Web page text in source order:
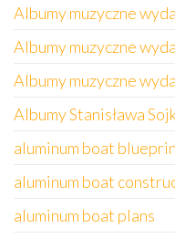
Albumy muzyczne
Albumy muzyczne
Albumy muzyczne
Albumy Stanisława
aluminum boat
aluminum boat
aluminum boat plans